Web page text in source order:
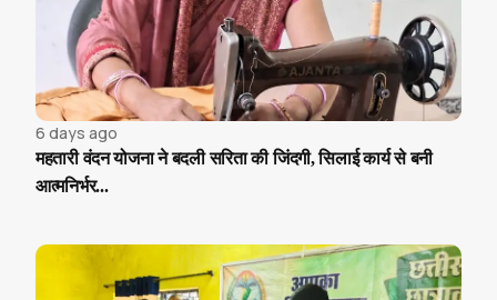
6 days ago
महतारी वंदन योजना ने बदली सरिता की जिंदगी, सिलाई कार्य से बनी
आत्मनिर्भर...